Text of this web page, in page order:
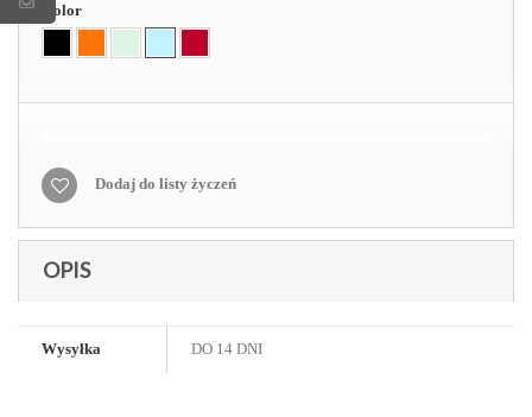
Kolor
Dodaj do listy życzeń
OPIS
Wysyłka DO 14 DNI